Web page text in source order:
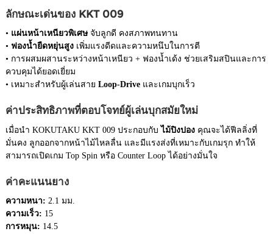
ลักษณะเด่นของ KKT 009
• แผ่นหน้าเหนียวพิเศษจับลูกดี คงสภาพทนทาน
• ฟองน้ำยืดหยุ่นสูง เพิ่มแรงดีดและความหนึบในการตี
• การผสมผสานระหว่างหน้าเหนียว + ฟองน้ำเด้ง ช่วยเสริมสปินและการ
ควบคุมได้ยอดเยี่ยม
• เหมาะสำหรับผู้เล่นสาย Loop-Drive และเกมบุกเร็ว
ค่าประสิทธิภาพที่ตอบโจทย์ผู้เล่นบุกสมัยใหม่
เมื่อนำ KOKUTAKU KKT 009 ประกอบกับไม้ปิงปอง คุณจะได้ฟีลลิ่งที่
มั่นคง ลูกออกจากหน้าไม้ไหลลื่น และมีแรงส่งที่เหมาะกับเกมรุก ทำให้
สามารถเปิดเกม Top Spin หรือ Counter Loop ได้อย่างมั่นใจ
ค่าคะแนนยาง
ความหนา: 2.1 มม.
ความเร็ว: 15
การหมุน: 14.5